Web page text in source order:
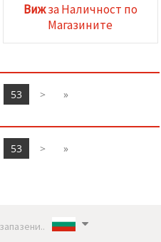
Вижза Наличност по
Магазините
53 > »
53 > »